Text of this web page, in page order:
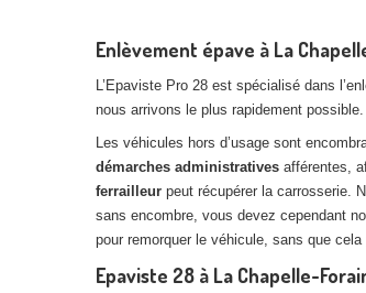
Enlèvement épave à La
L’Epaviste Pro 28 est spécialisé dans
nous arrivons le plus rapidement
Les véhicules hors d’usage sont
démarches administratives afférentes,
ferrailleur peut récupérer la carrosserie.
sans encombre, vous devez cependant
pour remorquer le véhicule, sans que
Epaviste 28 à La Chapelle-